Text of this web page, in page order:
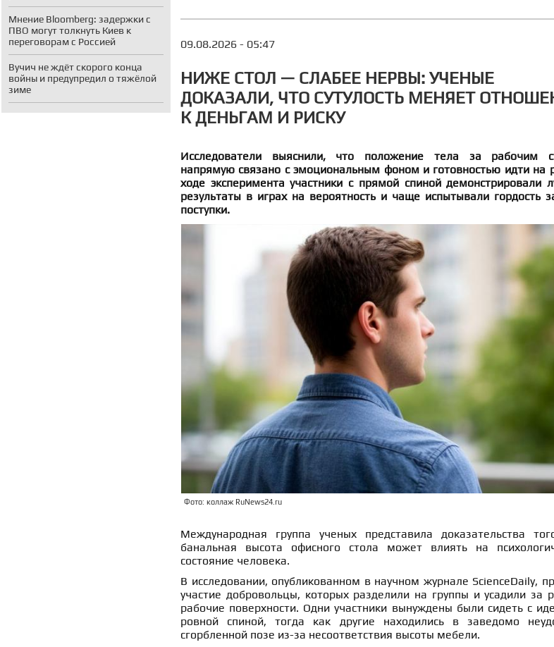
Мнение Bloomberg: задержки с
ПВО могут толкнуть Киев к
переговорам с Россией
Вучич не ждёт скорого конца
войны и предупредил о тяжёлой
зиме
09.08.2026 - 05:47
НИЖЕ СТОЛ — СЛАБЕЕ НЕРВЫ: УЧЕНЫЕ
ДОКАЗАЛИ, ЧТО СУТУЛОСТЬ МЕНЯЕТ
К ДЕНЬГАМ И РИСКУ
Исследователи выяснили, что положение тела за рабочим
напрямую связано с эмоциональным фоном и готовностью идти на
ходе эксперимента участники с прямой спиной демонстрировали
результаты в играх на вероятность и чаще испытывали гордость
поступки.
Фото: коллаж RuNews24.ru
Международная группа ученых представила доказательства
банальная высота офисного стола может влиять на
состояние человека.
В исследовании, опубликованном в научном журнале ScienceDaily,
участие добровольцы, которых разделили на группы и усадили за
рабочие поверхности. Одни участники вынуждены были сидеть с
ровной спиной, тогда как другие находились в заведомо
сгорбленной позе из-за несоответствия высоты мебели.